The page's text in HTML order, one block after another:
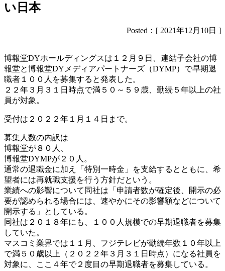
い日本
Posted：[ 2021年12月10日 ]
博報堂DYホールディングスは１２月９日、連結子会社の博
報堂と博報堂DYメディアパートナーズ（DYMP）で早期退
職者１００人を募集すると発表した。
２２年３月３１日時点で満５０～５９歳、勤続５年以上の社
員が対象。
受付は２０２２年１月１４日まで。
募集人数の内訳は
博報堂が８０人、
博報堂DYMPが２０人。
通常の退職金に加え「特別一時金」を支給するとともに、希
望者には再就職支援を行う方針だという。
業績への影響について同社は「申請者数が確定後、開示の必
要が認められる場合には、速やかにその影響額などについて
開示する」としている。
同社は２０１８年にも、１００人規模での早期退職者を募集
していた。
マスコミ業界では１１月、フジテレビが勤続年数１０年以上
で満５０歳以上（２０２２年３月３１日時点）になる社員を
対象に、ここ４年で２度目の早期退職者を募集している。